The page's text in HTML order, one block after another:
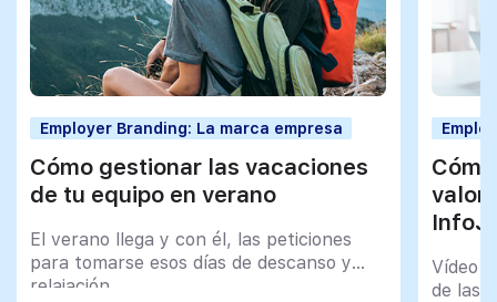
Employer Branding: La marca empresa
Cómo gestionar las vacaciones
de tu equipo en verano
El verano llega y con él, las peticiones
para tomarse esos días de descanso y
relajación
Vídeo
de las